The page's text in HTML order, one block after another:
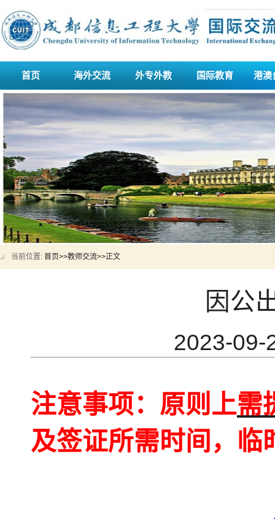
首页 海外交流 外专外教 国际教育 港澳
当前位置: 首页>>教师交流>>正文
因公
2023-
注意事项：原则上需
及签证所需时间，临